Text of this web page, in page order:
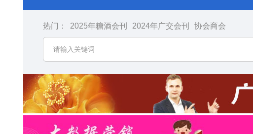
热门： 2025年糖酒会刊 2024年广交会刊 协会商会